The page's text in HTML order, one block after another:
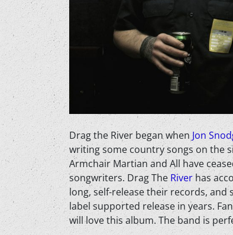
Drag the River began whenJon
writing some country songs on the
Armchair Martian and All have
songwriters. Drag The Riverhas
long, self-release their records,
label supported release in years.
will love this album. The band is